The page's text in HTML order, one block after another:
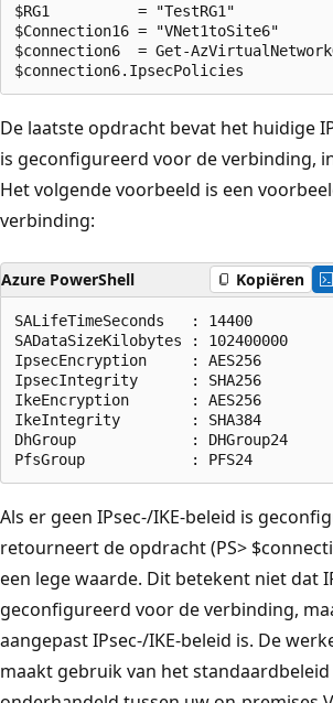
$RG1          = "TestRG1"
$Connection16 = "VNet1toSite6"
$connection6  = Get-
De laatste opdracht bevat het huidige
is geconfigureerd voor de verbinding,
Het volgende voorbeeld is een
verbinding:
Azure PowerShell Kopiëren
SALifeTimeSeconds   : 14400
SADataSizeKilobytes : 102400000
IpsecEncryption     : AES256
IpsecIntegrity      : SHA256
IkeEncryption       : AES256
IkeIntegrity        : SHA384
DhGroup             : DHGroup24
Als er geen IPsec-/IKE-beleid is
retourneert de opdracht (PS>
een lege waarde. Dit betekent niet dat
geconfigureerd voor de verbinding,
aangepast IPsec-/IKE-beleid is. De
maakt gebruik van het standaardbeleid